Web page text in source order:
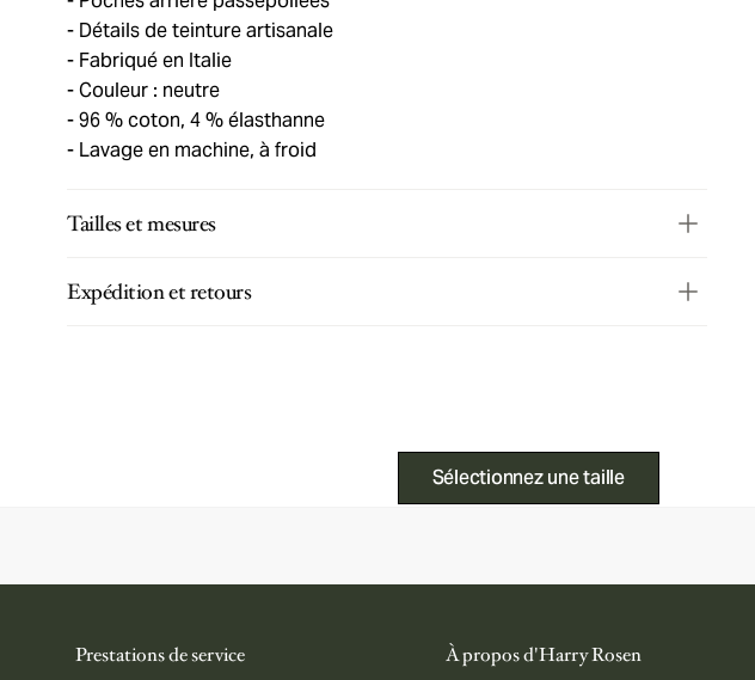
Détails de teinture artisanale
Fabriqué en Italie
Couleur : neutre
96 % coton, 4 % élasthanne
Lavage en machine, à froid
Tailles et mesures
Expédition et retours
Sélectionnez une taille
Prestations de service À propos d'Harry Rosen